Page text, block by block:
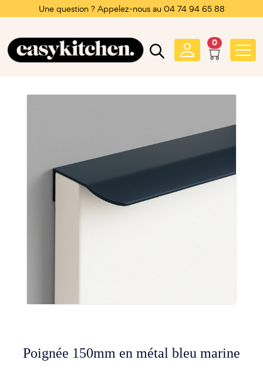
Une question ? Appelez-nous au 04 74 94 65 88
0
Poignée 150mm en métal bleu marine